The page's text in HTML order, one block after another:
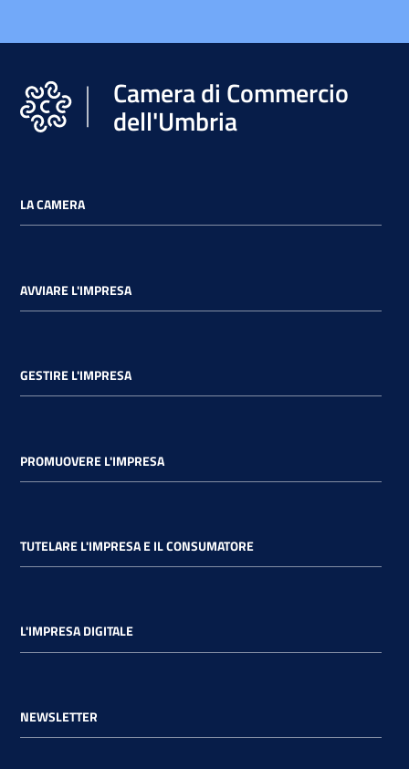
Camera di Commercio
dell'Umbria
LA CAMERA
AVVIARE L'IMPRESA
GESTIRE L'IMPRESA
PROMUOVERE L'IMPRESA
TUTELARE L'IMPRESA E IL CONSUMATORE
L'IMPRESA DIGITALE
NEWSLETTER